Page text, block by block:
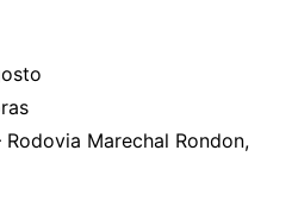
Marechal Rondon,